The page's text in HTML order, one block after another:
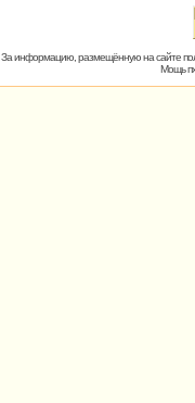
За информацию, размещённую на сайте
Мощь